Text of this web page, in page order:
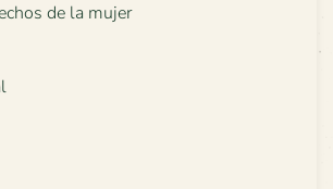
de la mujer